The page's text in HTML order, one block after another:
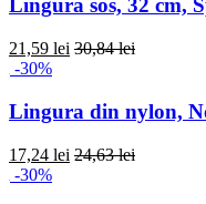
Lingura sos, 32 cm,
21,59 lei 30,84 lei
-30%
Lingura din nylon,
17,24 lei 24,63 lei
-30%